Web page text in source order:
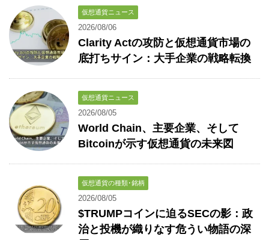
仮想通貨ニュース
2026/08/06
Clarity Actの攻防と仮想通貨市場の
底打ちサイン：大手企業の戦略転換
仮想通貨ニュース
2026/08/05
World Chain、主要企業、そして
Bitcoinが示す仮想通貨の未来図
仮想通貨の種類･銘柄
2026/08/05
$TRUMPコインに迫るSECの影：政
治と投機が織りなす危うい物語の深